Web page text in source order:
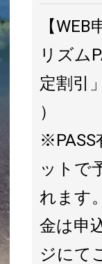
【
リズム
定割引
）
※PASS
ットで
れます
金は申
ジにて